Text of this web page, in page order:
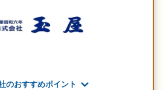
のおすすめポイント